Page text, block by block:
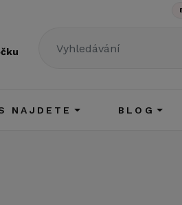
NAJDETE BLOG